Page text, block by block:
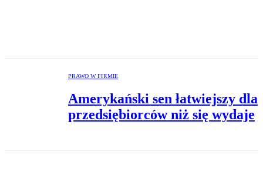
PRAWO W FIRMIE
Amerykański sen łatwiejszy dla
przedsiębiorców niż się wydaje